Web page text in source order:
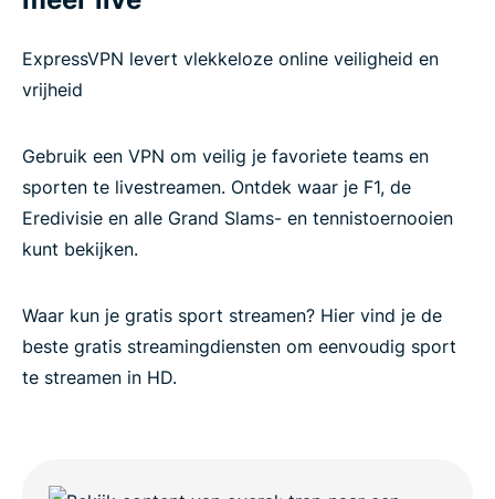
ExpressVPN levert vlekkeloze online veiligheid en
vrijheid
Gebruik een VPN om veilig je favoriete teams en
sporten te livestreamen. Ontdek waar je F1, de
Eredivisie en alle Grand Slams- en tennistoernooien
kunt bekijken.
Waar kun je gratis sport streamen? Hier vind je de
beste gratis streamingdiensten om eenvoudig sport
te streamen in HD.